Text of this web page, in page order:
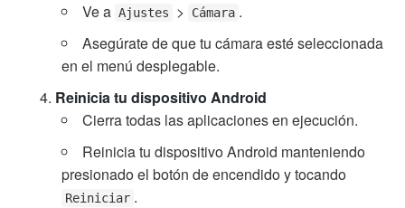
Ve a Ajustes > Cámara .
Asegúrate de que tu cámara esté seleccionada
en el menú desplegable.
Reinicia tu dispositivo Android
Cierra todas las aplicaciones en ejecución.
Reinicia tu dispositivo Android manteniendo
presionado el botón de encendido y tocando
Reiniciar .